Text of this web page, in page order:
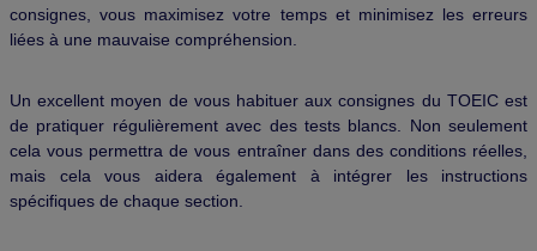
consignes, vous maximisez votre temps et minimisez les erreurs
liées à une mauvaise compréhension.
Un excellent moyen de vous habituer aux consignes du TOEIC est
de pratiquer régulièrement avec des tests blancs. Non seulement
cela vous permettra de vous entraîner dans des conditions réelles,
mais cela vous aidera également à intégrer les instructions
spécifiques de chaque section.